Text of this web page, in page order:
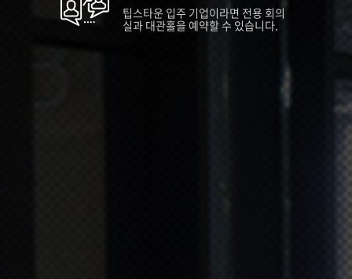
팁스타운 입주 기업이라면 전용 회의
실과 대관홀을 예약할 수 있습니다.